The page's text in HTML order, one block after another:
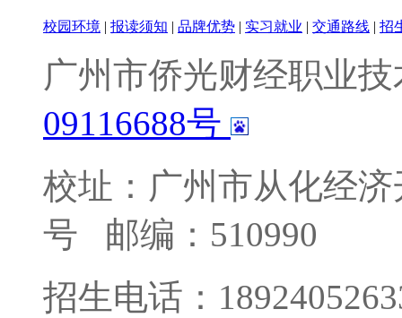
校园环境 | 报读须知 | 品牌优势 | 实习就业 | 交通路线 | 招
广州市侨光财经职业
09116688号
校址：广州市从化经
号
邮编：510990
招生电话：